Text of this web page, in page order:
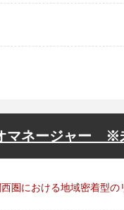
マネージャー ※
圏における地域密着型